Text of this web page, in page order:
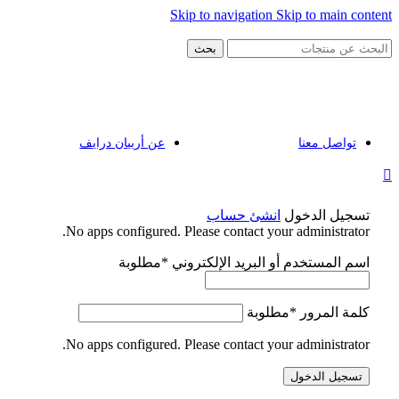
Skip to navigation Skip to main content
بحث
تواصل معنا عن أربيان درايف
تسجيل الدخول انشئ حساب
No apps configured. Please contact your administrator.
اسم المستخدم أو البريد الإلكتروني *مطلوبة
كلمة المرور *مطلوبة
No apps configured. Please contact your administrator.
تسجيل الدخول